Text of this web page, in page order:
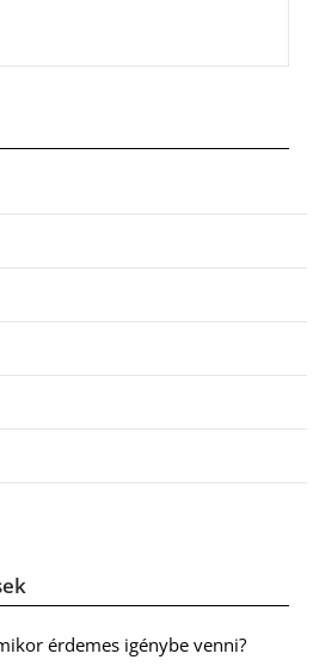
érdemes igénybe venni?